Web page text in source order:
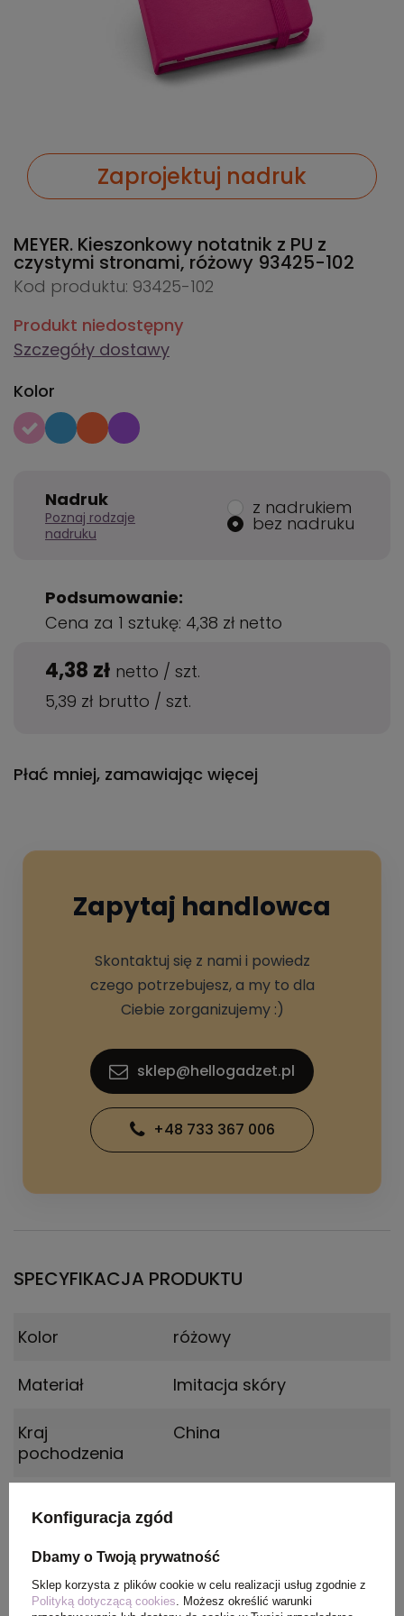
Zaprojektuj nadruk
MEYER. Kieszonkowy notatnik z PU z
czystymi stronami, różowy 93425-102
Kod produktu: 93425-102
Produkt niedostępny
Szczegóły dostawy
Kolor
Nadruk
Poznaj rodzaje
nadruku
z nadrukiem
bez nadruku
Podsumowanie:
Cena za 1 sztukę: 4,38 zł netto
4,38 zł netto / szt.
5,39 zł brutto / szt.
Płać mniej, zamawiając więcej
Zapytaj handlowca
Skontaktuj się z nami i powiedz
czego potrzebujesz, a my to dla
Ciebie zorganizujemy :)
sklep@hellogadzet.pl
+48 733 367 006
SPECYFIKACJA PRODUKTU
Kolor różowy
Materiał Imitacja skóry
Kraj
pochodzenia
China
PAKOWANIE
Konfiguracja zgód
Dbamy o Twoją prywatność
Sklep korzysta z plików cookie w celu realizacji usług zgodnie z
Polityką dotyczącą cookies. Możesz określić warunki